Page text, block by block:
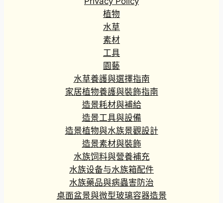
植物
水草
素材
工具
園藝
水草養護與選擇指南
家居植物養護與裝飾指南
造景耗材與補給
造景工具與設備
造景植物與水族景觀設計
造景素材與裝飾
水族饲料與營養補充
水族设备与水族箱配件
水族藥品與病蟲害防治
桌面盆景與微型玻璃容器造景